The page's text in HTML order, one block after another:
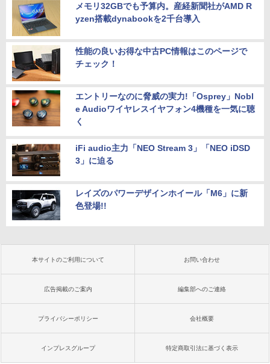
メモリ32GBでも予算内。産経新聞社がAMD R
yzen搭載dynabookを2千台導入
性能の良いお得な中古PC情報はこのページで
チェック！
エントリーなのに脅威の実力!「Osprey」Nobl
e Audioワイヤレスイヤフォン4機種を一気に聴
く
iFi audio主力「NEO Stream 3」「NEO iDSD
3」に迫る
レイズのパワーデザインホイール「M6」に新
色登場!!
本サイトのご利用について お問い合わせ
広告掲載のご案内 編集部へのご連絡
プライバシーポリシー 会社概要
インプレスグループ 特定商取引法に基づく表示